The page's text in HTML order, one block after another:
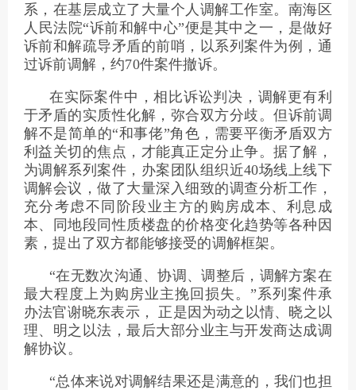
系，在基层成立了大量个人调解工作室。南海区
人民法院“诉前和解中心”便是其中之一，是做好
诉前和解疏导矛盾的前哨，以系列案件为例，通
过诉前调解，约70件案件撤诉。
在实际案件中，相比诉讼判决，调解更有利
于矛盾的实质性化解，弥合双方分歧。但诉前调
解不是简单的“和事佬”角色，需要平衡矛盾双方
利益关切的焦点，才能真正定分止争。据了解，
为调解系列案件，办案团队组织近40场线上线下
调解会议，做了大量深入细致的调查分析工作，
充分考虑不同阶段业主方的购房成本、利息成
本、同地段同性质楼盘的价格变化趋势等各种因
素，提出了双方都能够接受的调解框架。
“在无数次沟通、协调、调整后，调解方案在
最大程度上为购房业主挽回损失。”系列案件承
办法官谢晓东表示， 正是因为动之以情、晓之以
理、明之以法，最后大部分业主与开发商达成调
解协议。
“总体来说对调解结果还是满意的，我们也担